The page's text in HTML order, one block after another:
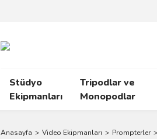
Stüdyo
Ekipmanları
Tripodlar ve
Monopodlar
Anasayfa Video Ekipmanları Prompterler